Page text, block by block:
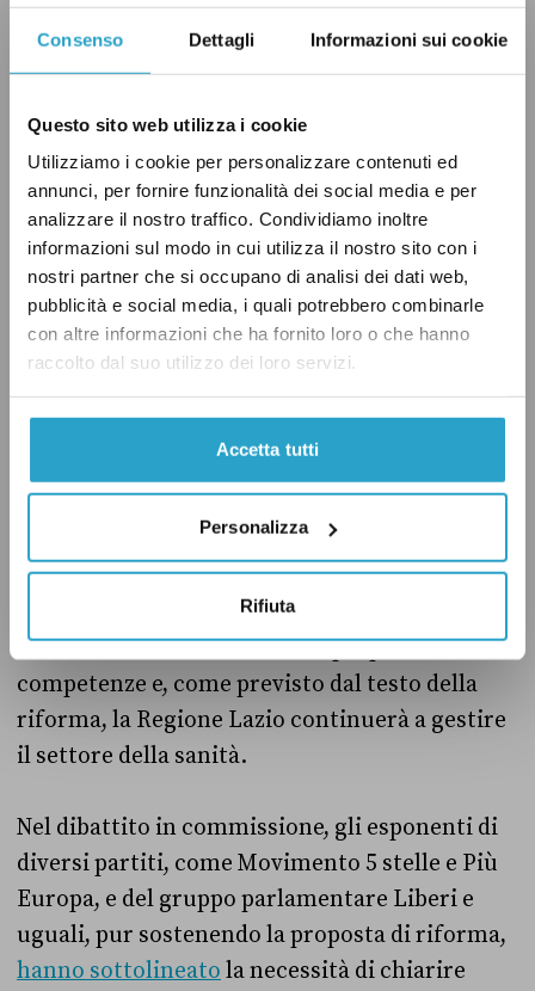
Consenso Dettagli Informazioni sui cookie
Questo sito web utilizza i cookie
Utilizziamo i cookie per personalizzare contenuti ed
annunci, per fornire funzionalità dei social media e per
analizzare il nostro traffico. Condividiamo inoltre
informazioni sul modo in cui utilizza il nostro sito con i
nostri partner che si occupano di analisi dei dati web,
pubblicità e social media, i quali potrebbero combinarle
con altre informazioni che ha fornito loro o che hanno
raccolto dal suo utilizzo dei loro servizi.
Accetta tutti
Personalizza
Rifiuta
lavoriamo tutti insieme per mandare avanti
questo percorso di riforma sia perché si possa
avere al più presto, in coerenza con l’indirizzo
una regionale che facciano da apripista al
successivo passo costituzionale».
Nel caso venisse approvata in via definitiva, la
proposta di riforma costituzionale prevede
infatti un periodo di due anni dall’entrata in
vigore per organizzare i nuovi poteri di Roma
infatti che sarà necessaria una legge dello
Stato per stabilire «le forme di coordinamento
tra la Regione Lazio e Roma Capitale». In
sostanza, i due enti dovranno trovare un
accordo in cui stabiliranno le proprie
competenze e, come previsto dal testo della
riforma, la Regione Lazio continuerà a gestire
il settore della sanità.
Nel dibattito in commissione, gli esponenti di
diversi partiti, come Movimento 5 stelle e Più
Europa, e del gruppo parlamentare Liberi e
uguali, pur sostenendo la proposta di riforma,
hanno sottolineato la necessità di chiarire